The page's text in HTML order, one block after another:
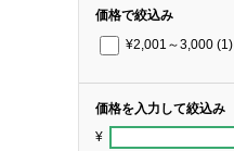
価格で絞込み
¥2,001～3,000 (1)
価格を入力して絞込み
¥